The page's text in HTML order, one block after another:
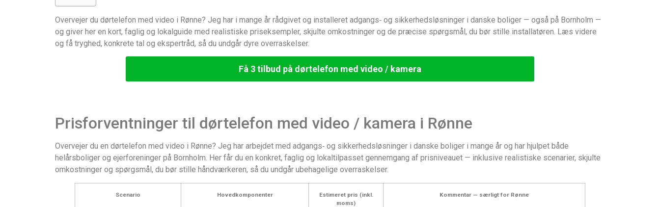
Overvejer du dørtelefon med video i Rønne? Jeg har i mange år rådgivet og installeret adgangs‑ og sikkerhedsløsninger i danske boliger — også på Bornholm —
og giver her en kort, faglig og lokalguide med realistiske priseksempler, skjulte omkostninger og de præcise spørgsmål, du bør stille installatøren. Læs videre
og få tryghed, konkrete tal og ekspertråd, så du undgår dyre overraskelser.
Få 3 tilbud på dørtelefon med video / kamera
Prisforventninger til dørtelefon med video / kamera i Rønne
Overvejer du en dørtelefon med video i Rønne? Jeg har arbejdet med adgangs‑ og sikkerhedsløsninger i danske boliger i mange år og har hjulpet både
helårsboliger og ejerforeninger på Bornholm. Her får du en konkret, faglig og lokaltilpasset gennemgang af prisniveauet — inklusive realistiske scenarier, skjulte
omkostninger og spørgsmål, du bør stille håndværkeren, så du undgår ubehagelige overraskelser.
Scenario Hovedkomponenter
Estimeret pris (inkl.
moms)
Kommentar — særligt for Rønne